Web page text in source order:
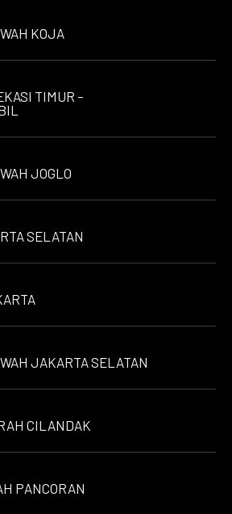
KOJA
TIMUR –
JOGLO
SELATAN
JAKARTA SELATAN
CILANDAK
PANCORAN